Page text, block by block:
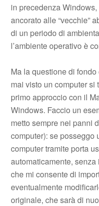
in precedenza
ancorato alle “vecchie”
di un periodo di
l’ambiente operativo è
Ma la questione di
mai visto un computer
primo approccio con il
Windows. Faccio un
metto sempre nei panni
computer): se posseggo
computer tramite porta
automaticamente,
che mi consente di
eventualmente
originale, che sarà di